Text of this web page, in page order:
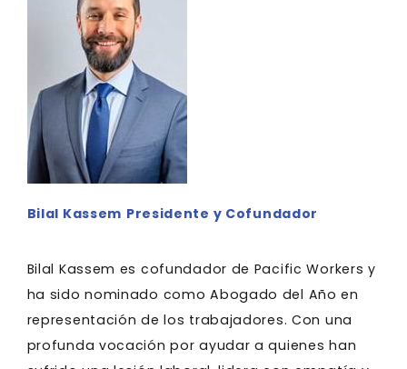
Bilal Kassem Presidente y Cofundador
Bilal Kassem es cofundador de Pacific Workers y
ha sido nominado como Abogado del Año en
representación de los trabajadores. Con una
profunda vocación por ayudar a quienes han